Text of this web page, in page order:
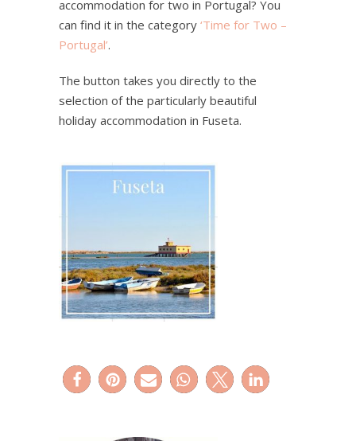
accommodation for two in Portugal? You
can find it in the category ‘Time for Two –
Portugal’.
The button takes you directly to the
selection of the particularly beautiful
holiday accommodation in Fuseta.